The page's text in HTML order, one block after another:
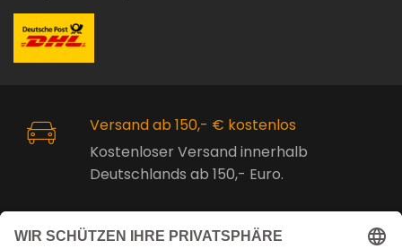
Versand ab 150,- € kostenlos
Kostenloser Versand innerhalb
Deutschlands ab 150,- Euro.
Online Support